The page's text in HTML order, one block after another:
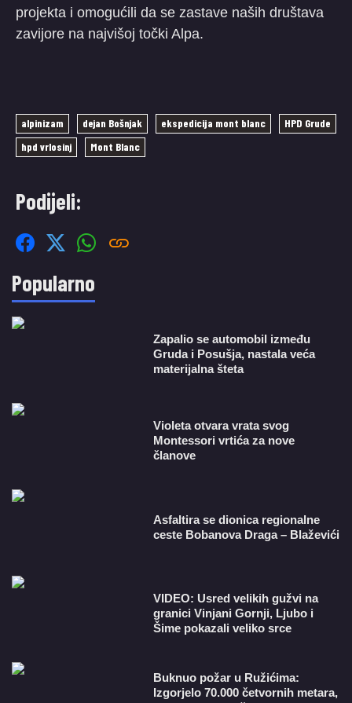
projekta i omogućili da se zastave naših društava
zavijore na najvišoj točki Alpa.
alpinizam dejan Bošnjak ekspedicija mont blanc
HPD Grude
hpd vrlosinj
Mont Blanc
Podijeli:
Popularno
Zapalio se automobil između
Gruda i Posušja, nastala veća
materijalna šteta
Violeta otvara vrata svog
Montessori vrtića za nove
članove
Asfaltira se dionica regionalne
ceste Bobanova Draga – Blaževići
VIDEO: Usred velikih gužvi na
granici Vinjani Gornji, Ljubo i
Šime pokazali veliko srce
Buknuo požar u Ružićima:
Izgorjelo 70.000 četvornih metara,